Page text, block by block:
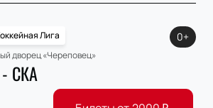
Лига
дворец «Череповец»
СКА
0+